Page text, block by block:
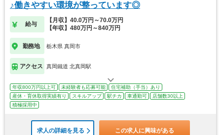
♪働きやすい環境が整っています◎
給与
【月収】40.0万円～70.0万円
【年収】480万円～840万円
勤務地 栃木県 真岡市
アクセス 真岡鐵道 北真岡駅
年収800万円以上可 未経験者も応募可能
住宅補助（手当）あり
産休・育休取得実績有り
スキルアップ 駅チカ 車通勤可
店舗数30以上
積極採用中
求人の詳細を見る この求人に興味がある